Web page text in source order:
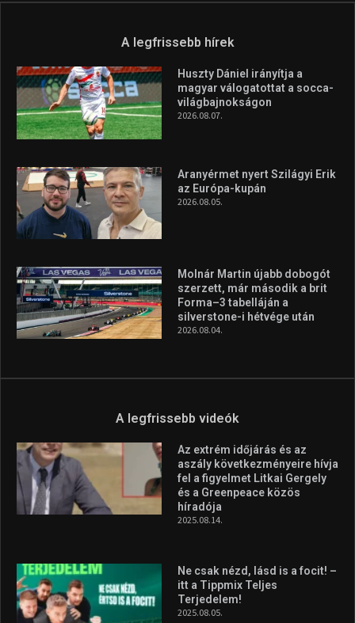
A legfrissebb hírek
Huszty Dániel irányítja a
magyar válogatottat a socca-
világbajnokságon
2026.08.07.
Aranyérmet nyert Szilágyi Erik
az Európa-kupán
2026.08.05.
Molnár Martin újabb dobogót
szerzett, már második a brit
Forma–3 tabelláján a
silverstone-i hétvége után
2026.08.04.
A legfrissebb videók
Az extrém időjárás és az
aszály következményeire hívja
fel a figyelmet Litkai Gergely
és a Greenpeace közös
híradója
2025.08.14.
Ne csak nézd, lásd is a focit! –
itt a Tippmix Teljes
Terjedelem!
2025.08.05.